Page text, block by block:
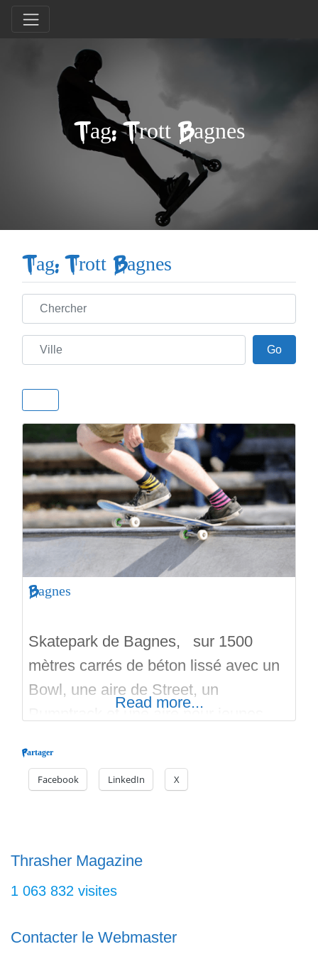
Tag: Trott Bagnes
Tag: Trott Bagnes
Chercher
Ville GoGo
Bagnes
Skatepark de Bagnes, sur 1500
mètres carrés de béton lissé avec un
Bowl, une aire de Street, un
Pumptrack et une aire pour jeunes
des plus attractives de la Suisse
romande. Réalisation par Vertical
Bowl, est
Read more...
Partager
Facebook LinkedIn X
Thrasher Magazine
1 063 832 visites
Contacter le Webmaster